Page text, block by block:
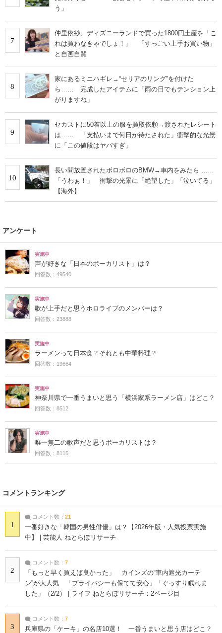
う」
7
仲里依紗、ディズニーランドで買った1800円土産を「こ
れは買わなきゃでしょ！」 「すっごい上手お買い物」
と自画自賛
8
家にあるミニハギレ→“セリアのリング”を付けた
ら…… 完成したアイテムに「雨の日でもテンション上
がりますね」
9
セカストに50着以上の服を買取依頼→渡されたレシート
は…… 「支払いまで何日か待たされた」衝撃的な光景
に「この値段はヤバすぎ」
10
長い間放置されたボロボロのBMW→車内をみたら ……
「うわぁ！」 衝撃の光景に「絶望した」「泣いてる」
【海外】
アンケート
実施中
声が好きな「日本のボーカリスト」は？
回答数：49540
実施中
歌が上手だと思うホロライブのメンバーは？
回答数：23888
実施中
ラーメンって日本食？それとも中華料理？
回答数：19664
実施中
神奈川県で一番うまいと思う「横浜家系ラーメン店」はどこ？
回答数：8512
実施中
唯一無二の歌声だと思うボーカリストは？
回答数：8116
コメントランキング
1
コメント数： 21
一番好きな「韓国の男性俳優」は？【2026年版・人気投票実施
中】 | 芸能人 ねとらぼリサーチ
2
コメント数： 7
「もっと早く買えば良かった」 カインズの“車内遮光カーテ
ン”が大人気 「プライバシーも保てて安心」「ぐっすり眠れま
した」（2/2） | ライフ ねとらぼリサーチ：2ページ目
3
コメント数： 7
兵庫県の「ケーキ」の名店10選！ 一番うまいと思う店はどこ？